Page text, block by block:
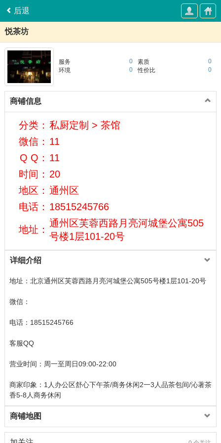
后退
悦茶坊
0
服务 0
素质
0
环境 0
性价比
商铺信息
分类： 私厨定制 > 茶馆
微信： 11
Q Q： 11
时间： 20
地区： 通州区
电话： 18515245766
地址：
通州区芙蓉西路月亮河城堡公寓505
号楼1层101-20号
详细介绍
地址：北京通州区芙蓉西路月亮河城堡公寓505号楼1层101-20号
微信：
电话：18515245766
客服QQ
营业时间：周一至周日09:00-22:00
商家印象：1人办公区舒心下午茶/商务休闲2一3人品茶包间/沁著茶
香5-8人商务休闲
商铺地图